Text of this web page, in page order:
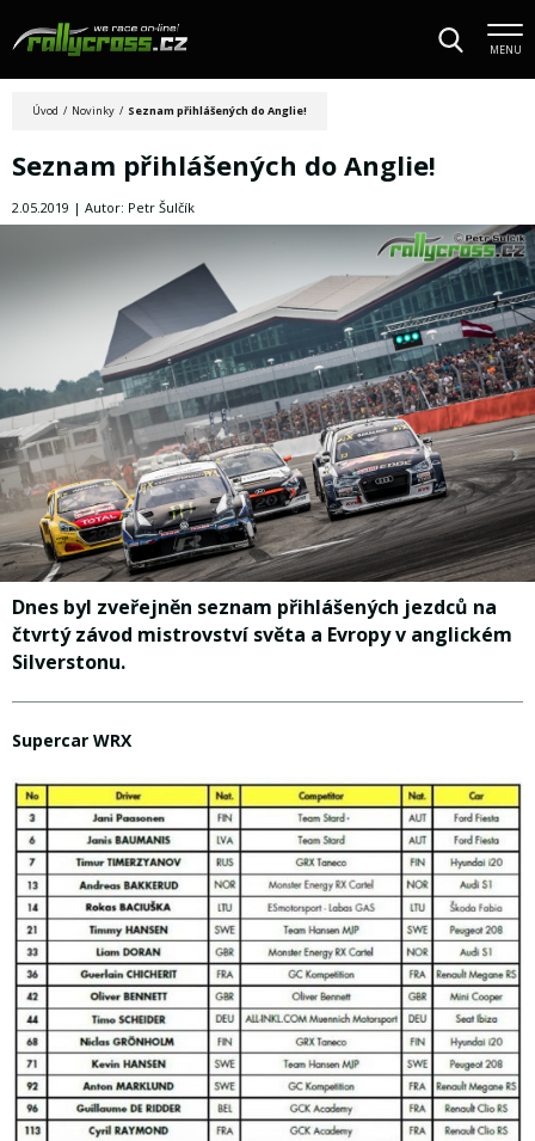
MENU
Úvod / Novinky / Seznam přihlášených do Anglie!
Seznam přihlášených do Anglie!
2.05.2019 | Autor: Petr Šulčík
Dnes byl zveřejněn seznam přihlášených jezdců na
čtvrtý závod mistrovství světa a Evropy v anglickém
Silverstonu.
Supercar WRX